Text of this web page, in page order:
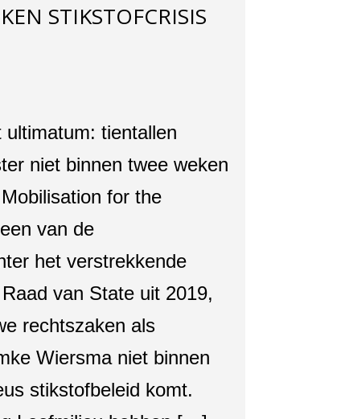
STIKSTOFCRISIS
ultimatum: tientallen
niet binnen twee weken
for the
van de
het verstrekkende
van State uit 2019,
rechtszaken als
Wiersma niet binnen
stikstofbeleid komt.